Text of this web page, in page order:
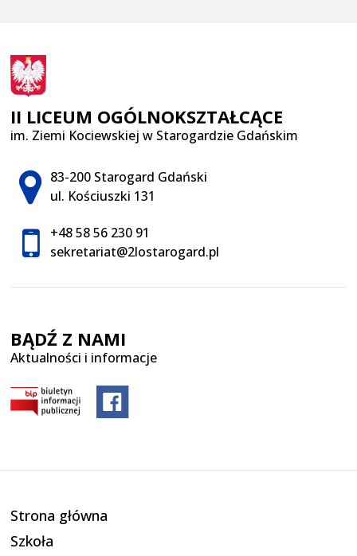
II LICEUM OGÓLNOKSZTAŁCĄCE
im. Ziemi Kociewskiej w Starogardzie Gdańskim
Adres pocztowy:
83-200 Starogard Gdański
ul. Kościuszki 131
+48 58 56 230 91
sekretariat@2lostarogard.pl
BĄDŹ Z NAMI
Aktualności i informacje
Strona główna
Szkoła